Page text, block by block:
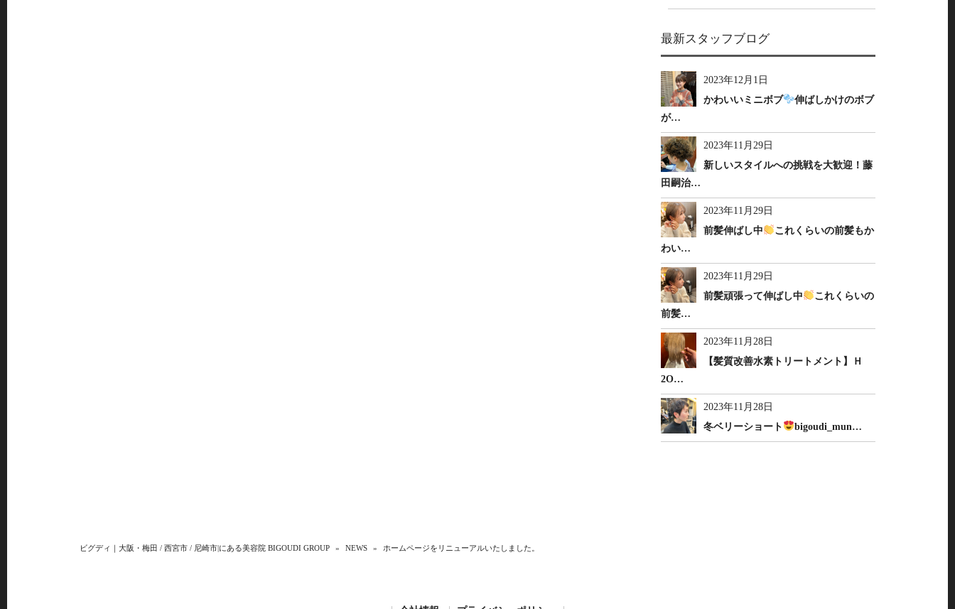
最新スタッフブログ
2023年12月1日
かわいいミニボブ
伸ばしかけのボブ
が…
2023年11月29日
新しいスタイルへの挑戦を大歓迎！藤
田嗣治…
2023年11月29日
前髪伸ばし中
これくらいの前髪もか
わい…
2023年11月29日
前髪頑張って伸ばし中
これくらいの
前髪…
2023年11月28日
【髪質改善水素トリートメント】Ｈ
2O…
2023年11月28日
冬ベリーショート
bigoudi_mun…
ビグディ｜大阪・梅田 / 西宮市 / 尼崎市|にある美容院 BIGOUDI GROUP » NEWS » ホームページをリニューアルいたしました。